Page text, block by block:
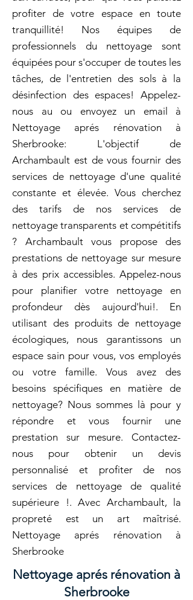
profiter de votre espace en toute
tranquillité! Nos équipes de
professionnels du nettoyage sont
équipées pour s'occuper de toutes les
tâches, de l'entretien des sols à la
désinfection des espaces! Appelez-
nous au ou envoyez un email à
Nettoyage aprés rénovation à
Sherbrooke: L'objectif de
Archambault est de vous fournir des
services de nettoyage d'une qualité
constante et élevée. Vous cherchez
des tarifs de nos services de
nettoyage transparents et compétitifs
? Archambault vous propose des
prestations de nettoyage sur mesure
à des prix accessibles. Appelez-nous
pour planifier votre nettoyage en
profondeur dès aujourd'hui!. En
utilisant des produits de nettoyage
écologiques, nous garantissons un
espace sain pour vous, vos employés
ou votre famille. Vous avez des
besoins spécifiques en matière de
nettoyage? Nous sommes là pour y
répondre et vous fournir une
prestation sur mesure. Contactez-
nous pour obtenir un devis
personnalisé et profiter de nos
services de nettoyage de qualité
supérieure !. Avec Archambault, la
propreté est un art maîtrisé.
Nettoyage aprés rénovation à
Sherbrooke
Nettoyage aprés rénovation à
Sherbrooke